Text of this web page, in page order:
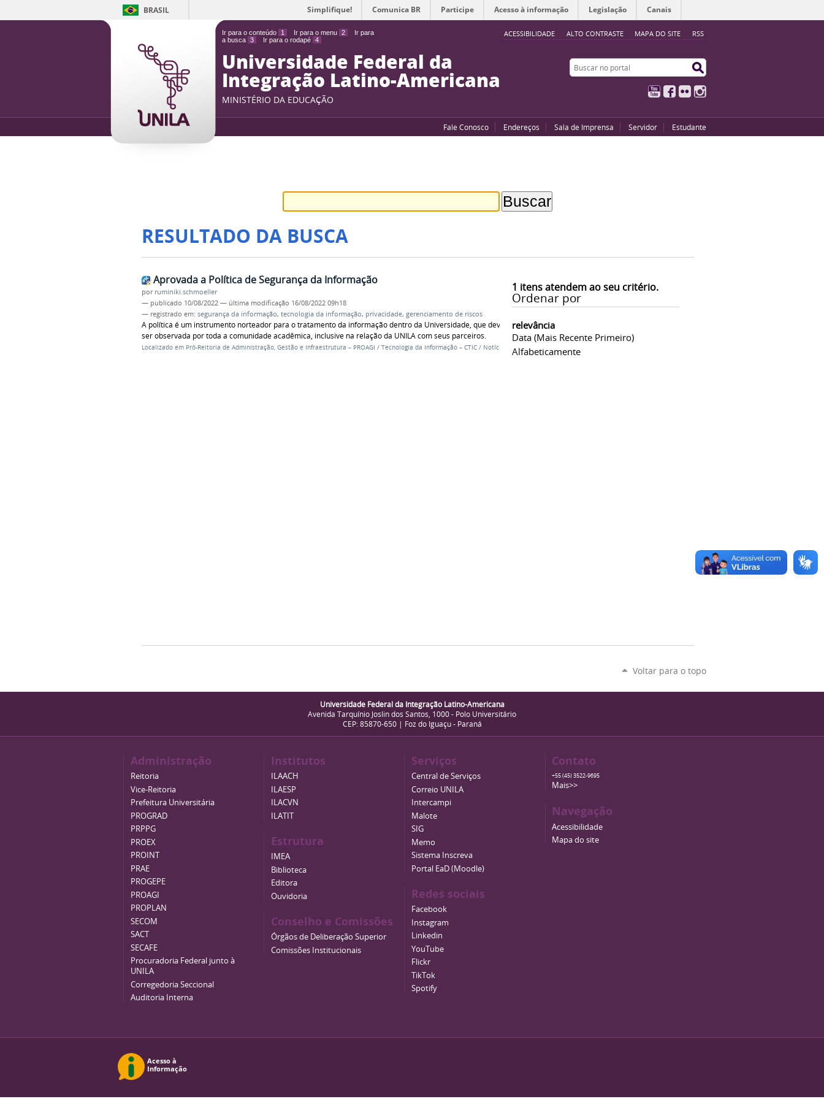
Ir para o conteúdo 1 Ir para o menu 2
Ir para
a busca 3 Ir para o rodapé 4
ACESSIBILIDADE ALTO CONTRASTE MAPA DO SITE RSS
BRASIL Simplifique! Comunica BR Participe Acesso à informação Legislação Canais
Universidade Federal da
Integração Latino-Americana
MINISTÉRIO DA EDUCAÇÃO
Buscar no portal
YouTubeFacebook
Flickr
Fale Conosco Endereços Sala de Imprensa Servidor Estudante
RESULTADO DA BUSCA
1 itens atendem ao seu critério.
Ordenar por
relevância
Data (mais Recente Primeiro)
Alfabeticamente
Aprovada a Política de Segurança da Informação
por ruminiki.schmoeller
— publicado 10/08/2022 — última modificação 16/08/2022 09h18
— registrado em: segurança da informação, tecnologia da informação, privacidade, gerenciamento de riscos
A política é um instrumento norteador para o tratamento da informação dentro da Universidade, que deve
ser observada por toda a comunidade acadêmica, inclusive na relação da UNILA com seus parceiros.
Localizado em Pró-Reitoria de Administração, Gestão e Infraestrutura – PROAGI / Tecnologia da Informação – CTIC / Notícias
Voltar para o topo
Universidade Federal da Integração Latino-Americana
Avenida Tarquínio Joslin dos Santos, 1000 - Polo Universitário
CEP: 85870-650 | Foz do Iguaçu - Paraná
Administração
Reitoria
Vice-Reitoria
Prefeitura Universitária
PROGRAD
PRPPG
PROEX
PROINT
PRAE
PROGEPE
PROAGI
PROPLAN
SECOM
SACT
SECAFE
Procuradoria Federal junto à
UNILA
Corregedoria Seccional
Auditoria Interna
Institutos
ILAACH
ILAESP
ILACVN
ILATIT
Estrutura
IMEA
Biblioteca
Editora
Ouvidoria
Conselho e Comissões
Órgãos de Deliberação Superior
Comissões Institucionais
Serviços
Central de Serviços
Correio UNILA
Intercampi
Malote
SIG
Memo
Sistema Inscreva
Portal EaD (Moodle)
Redes sociais
Facebook
Instagram
Linkedin
YouTube
Flickr
TikTok
Spotify
Contato
+55 (45) 3522-9695
Mais>>
Navegação
Acessibilidade
Mapa do site